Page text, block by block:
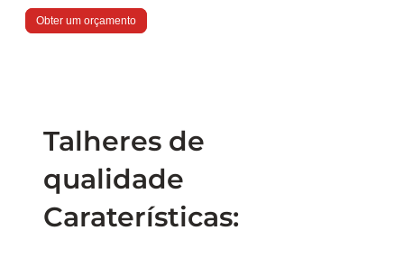
Obter um orçamento
Talheres de
qualidade
Caraterísticas: